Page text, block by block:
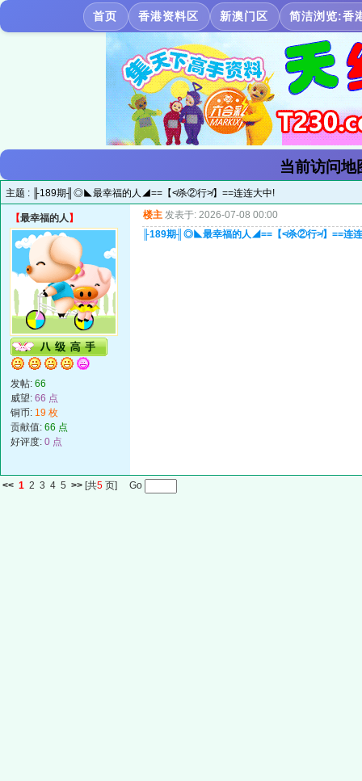
首页 香港资料区 新澳门区 简洁浏览:香
当前访问地
主题 : ╟189期╢◎◣最幸福的人◢==【≮杀②行≯】==连连大中!
【最幸福的人 】
发帖: 66
威望: 66 点
铜币: 19 枚
贡献值: 66 点
好评度: 0 点
楼主 发表于: 2026-07-08 00:00
╟189期╢◎◣最幸福的人◢==【≮杀②行≯】==连
<< 1 2 3 4 5 >> [共5 页] Go